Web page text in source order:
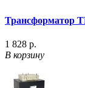
Трансформатор
1 828 р.
В корзину